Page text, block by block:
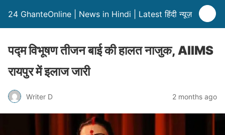
24 GhanteOnline | News in Hindi | Latest हिंदी न्यूज़
पद्म विभूषण तीजन बाई की हालत नाजुक, AIIMS
रायपुर में इलाज जारी
Writer D 2 months ago